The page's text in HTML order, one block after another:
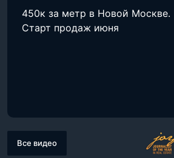
450к за метр в Новой Москве.
Старт продаж июня
Все видео